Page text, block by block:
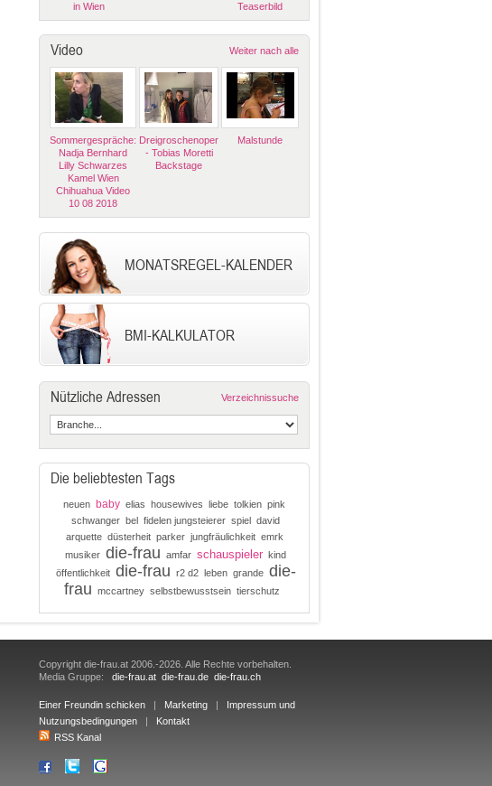
in Wien
Teaserbild
Video Weiter nach alle
Sommergespräche:
Nadja Bernhard
Lilly Schwarzes
Kamel Wien
Chihuahua Video
10 08 2018
Dreigroschenoper
- Tobias Moretti
Backstage
Malstunde
MONATSREGEL-KALENDER
BMI-KALKULATOR
Nützliche Adressen Verzeichnissuche
Die beliebtesten Tags
neuen baby elias housewives liebe tolkien pink
schwanger bel fidelen jungsteierer spiel david
arquette düsterheit parker jungfräulichkeit emrk
musiker die-frau amfar schauspieler kind
öffentlichkeit die-frau r2 d2 leben grande die-
frau mccartney selbstbewusstsein tierschutz
Copyright die-frau.at 2006.-2026. Alle Rechte vorbehalten.
Media Gruppe: die-frau.at die-frau.de die-frau.ch
Einer Freundin schicken | Marketing | Impressum und
Nutzungsbedingungen | Kontakt
RSS Kanal